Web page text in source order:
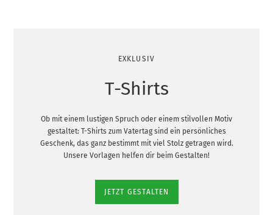
EXKLUSIV
T-Shirts
Ob mit einem lustigen Spruch oder einem stilvollen Motiv
gestaltet: T-Shirts zum Vatertag sind ein persönliches
Geschenk, das ganz bestimmt mit viel Stolz getragen wird.
Unsere Vorlagen helfen dir beim Gestalten!
JETZT GESTALTEN